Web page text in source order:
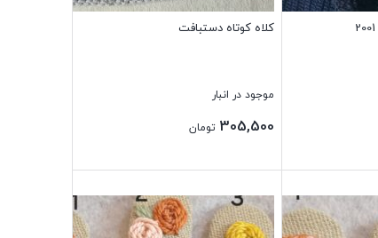
کلاه کوتاه دستبافت
موجود در انبار
305,500 تومان